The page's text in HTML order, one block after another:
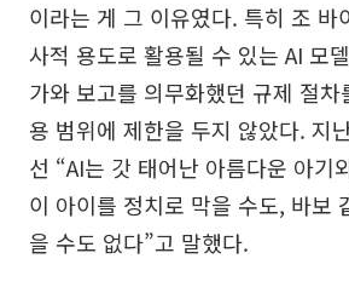
이라는 게 그 이유였다. 특히 조 바
사적 용도로 활용될 수 있는 AI 모
가와 보고를 의무화했던 규제 절차
용 범위에 제한을 두지 않았다. 지
선 “AI는 갓 태어난 아름다운 아기
이 아이를 정치로 막을 수도, 바보
을 수도 없다”고 말했다.